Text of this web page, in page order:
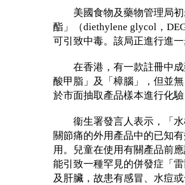
美國食物及藥物管理局初
酯」（diethylene glycol，
可引致中毒。該局正進行進
在香港，有一款註冊中成
酸甲脂」及「樟腦」，但並
於市面抽取產品樣本進行化
衞生署發言人表示，「水
關節痛的外用產品中的已知
用。兒童在使用有關產品前
能引致一種罕見的併發症「
及肝臟，故患有感冒、水痘